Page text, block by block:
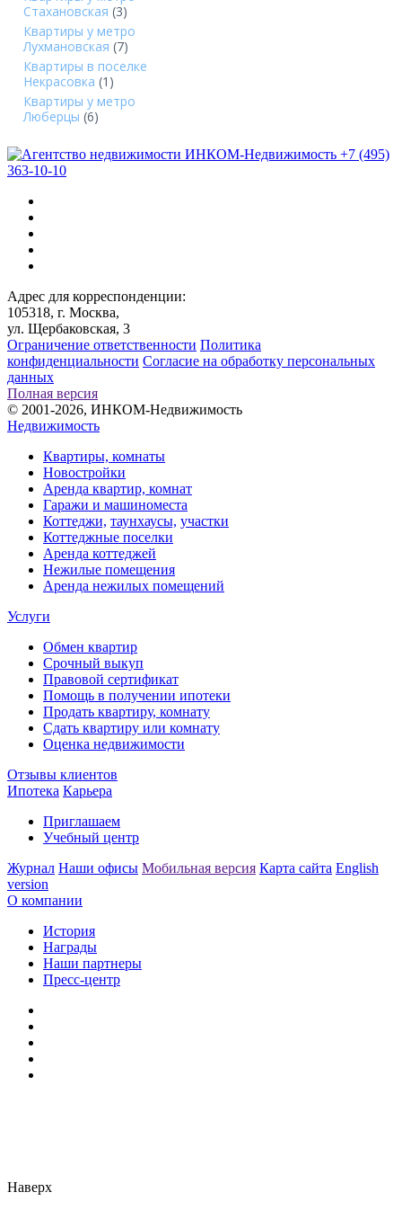
Стахановская (3)
Квартиры у метро
Лухмановская (7)
Квартиры в поселке
Некрасовка (1)
Квартиры у метро
Люберцы (6)
+7 (495)
363-10-10
Адрес для корреспонденции:
105318, г. Москва,
ул. Щербаковская, 3
Ограничение ответственности Политика
конфиденциальности Согласие на обработку персональных
данных
Полная версия
© 2001-2026, ИНКОМ-Недвижимость
Недвижимость
Квартиры, комнаты
Новостройки
Аренда квартир, комнат
Гаражи и машиноместа
Коттеджи, таунхаусы, участки
Коттеджные поселки
Аренда коттеджей
Нежилые помещения
Аренда нежилых помещений
Услуги
Обмен квартир
Срочный выкуп
Правовой сертификат
Помощь в получении ипотеки
Продать квартиру, комнату
Сдать квартиру или комнату
Оценка недвижимости
Отзывы клиентов
Ипотека Карьера
Приглашаем
Учебный центр
Журнал Наши офисы Мобильная версия Карта сайта English
version
О компании
История
Награды
Наши партнеры
Пресс-центр
Наверх